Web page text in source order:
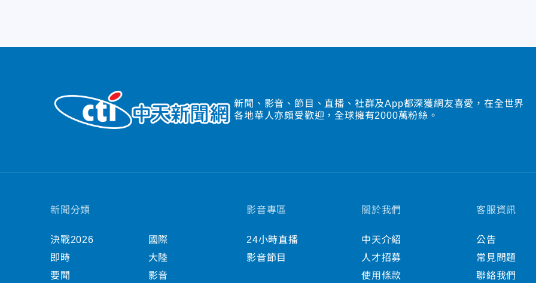
新聞、影音、節目、直播、社群及App都深獲網友喜愛，在全世界
各地華人亦頗受歡迎，全球擁有2000萬粉絲。
新聞分類
決戰2026
即時
要聞
國際
大陸
影音
影音專區
24小時直播
影音節目
關於我們
中天介紹
人才招募
使用條款
客服資訊
公告
常見問題
聯絡我們